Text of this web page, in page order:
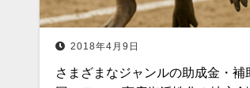
2018年4月9日
さまざまなジャンルの助成金・